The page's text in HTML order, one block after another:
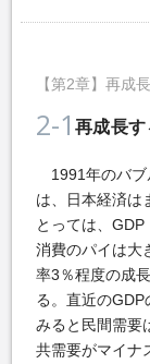
【第2章】再成
2-1 再成長
1991年のバブ
は、日本経済は
とっては、
消費のパイは大
率3％程度の成
る。直近の
みると民間需要
共需要がマイナ